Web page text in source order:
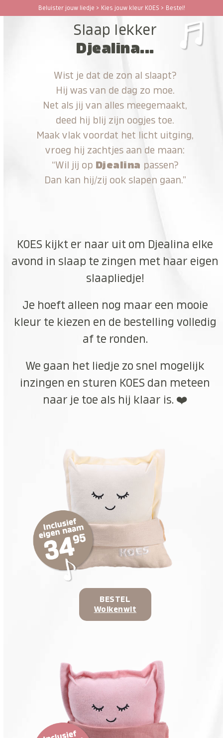
Beluister jouw liedje > Kies jouw kleur KOES > Bestel!
Open
Close
Slaap lekker
Djealina...
Wist je dat de zon al slaapt?
Hij was van de dag zo moe.
Net als jij van alles meegemaakt,
deed hij blij zijn oogjes toe.
Maak vlak voordat het licht uitging,
vroeg hij zachtjes aan de maan:
“Wil jij op Djealina passen?
Dan kan hij/zij ook slapen gaan.”
KOES kijkt er naar uit om Djealina elke
avond in slaap te zingen met haar eigen
slaapliedje!
Je hoeft alleen nog maar een mooie
kleur te kiezen en de bestelling volledig
af te ronden.
We gaan het liedje zo snel mogelijk
inzingen en sturen KOES dan meteen
naar je toe als hij klaar is. ❤️
BESTEL
Wolkenwit